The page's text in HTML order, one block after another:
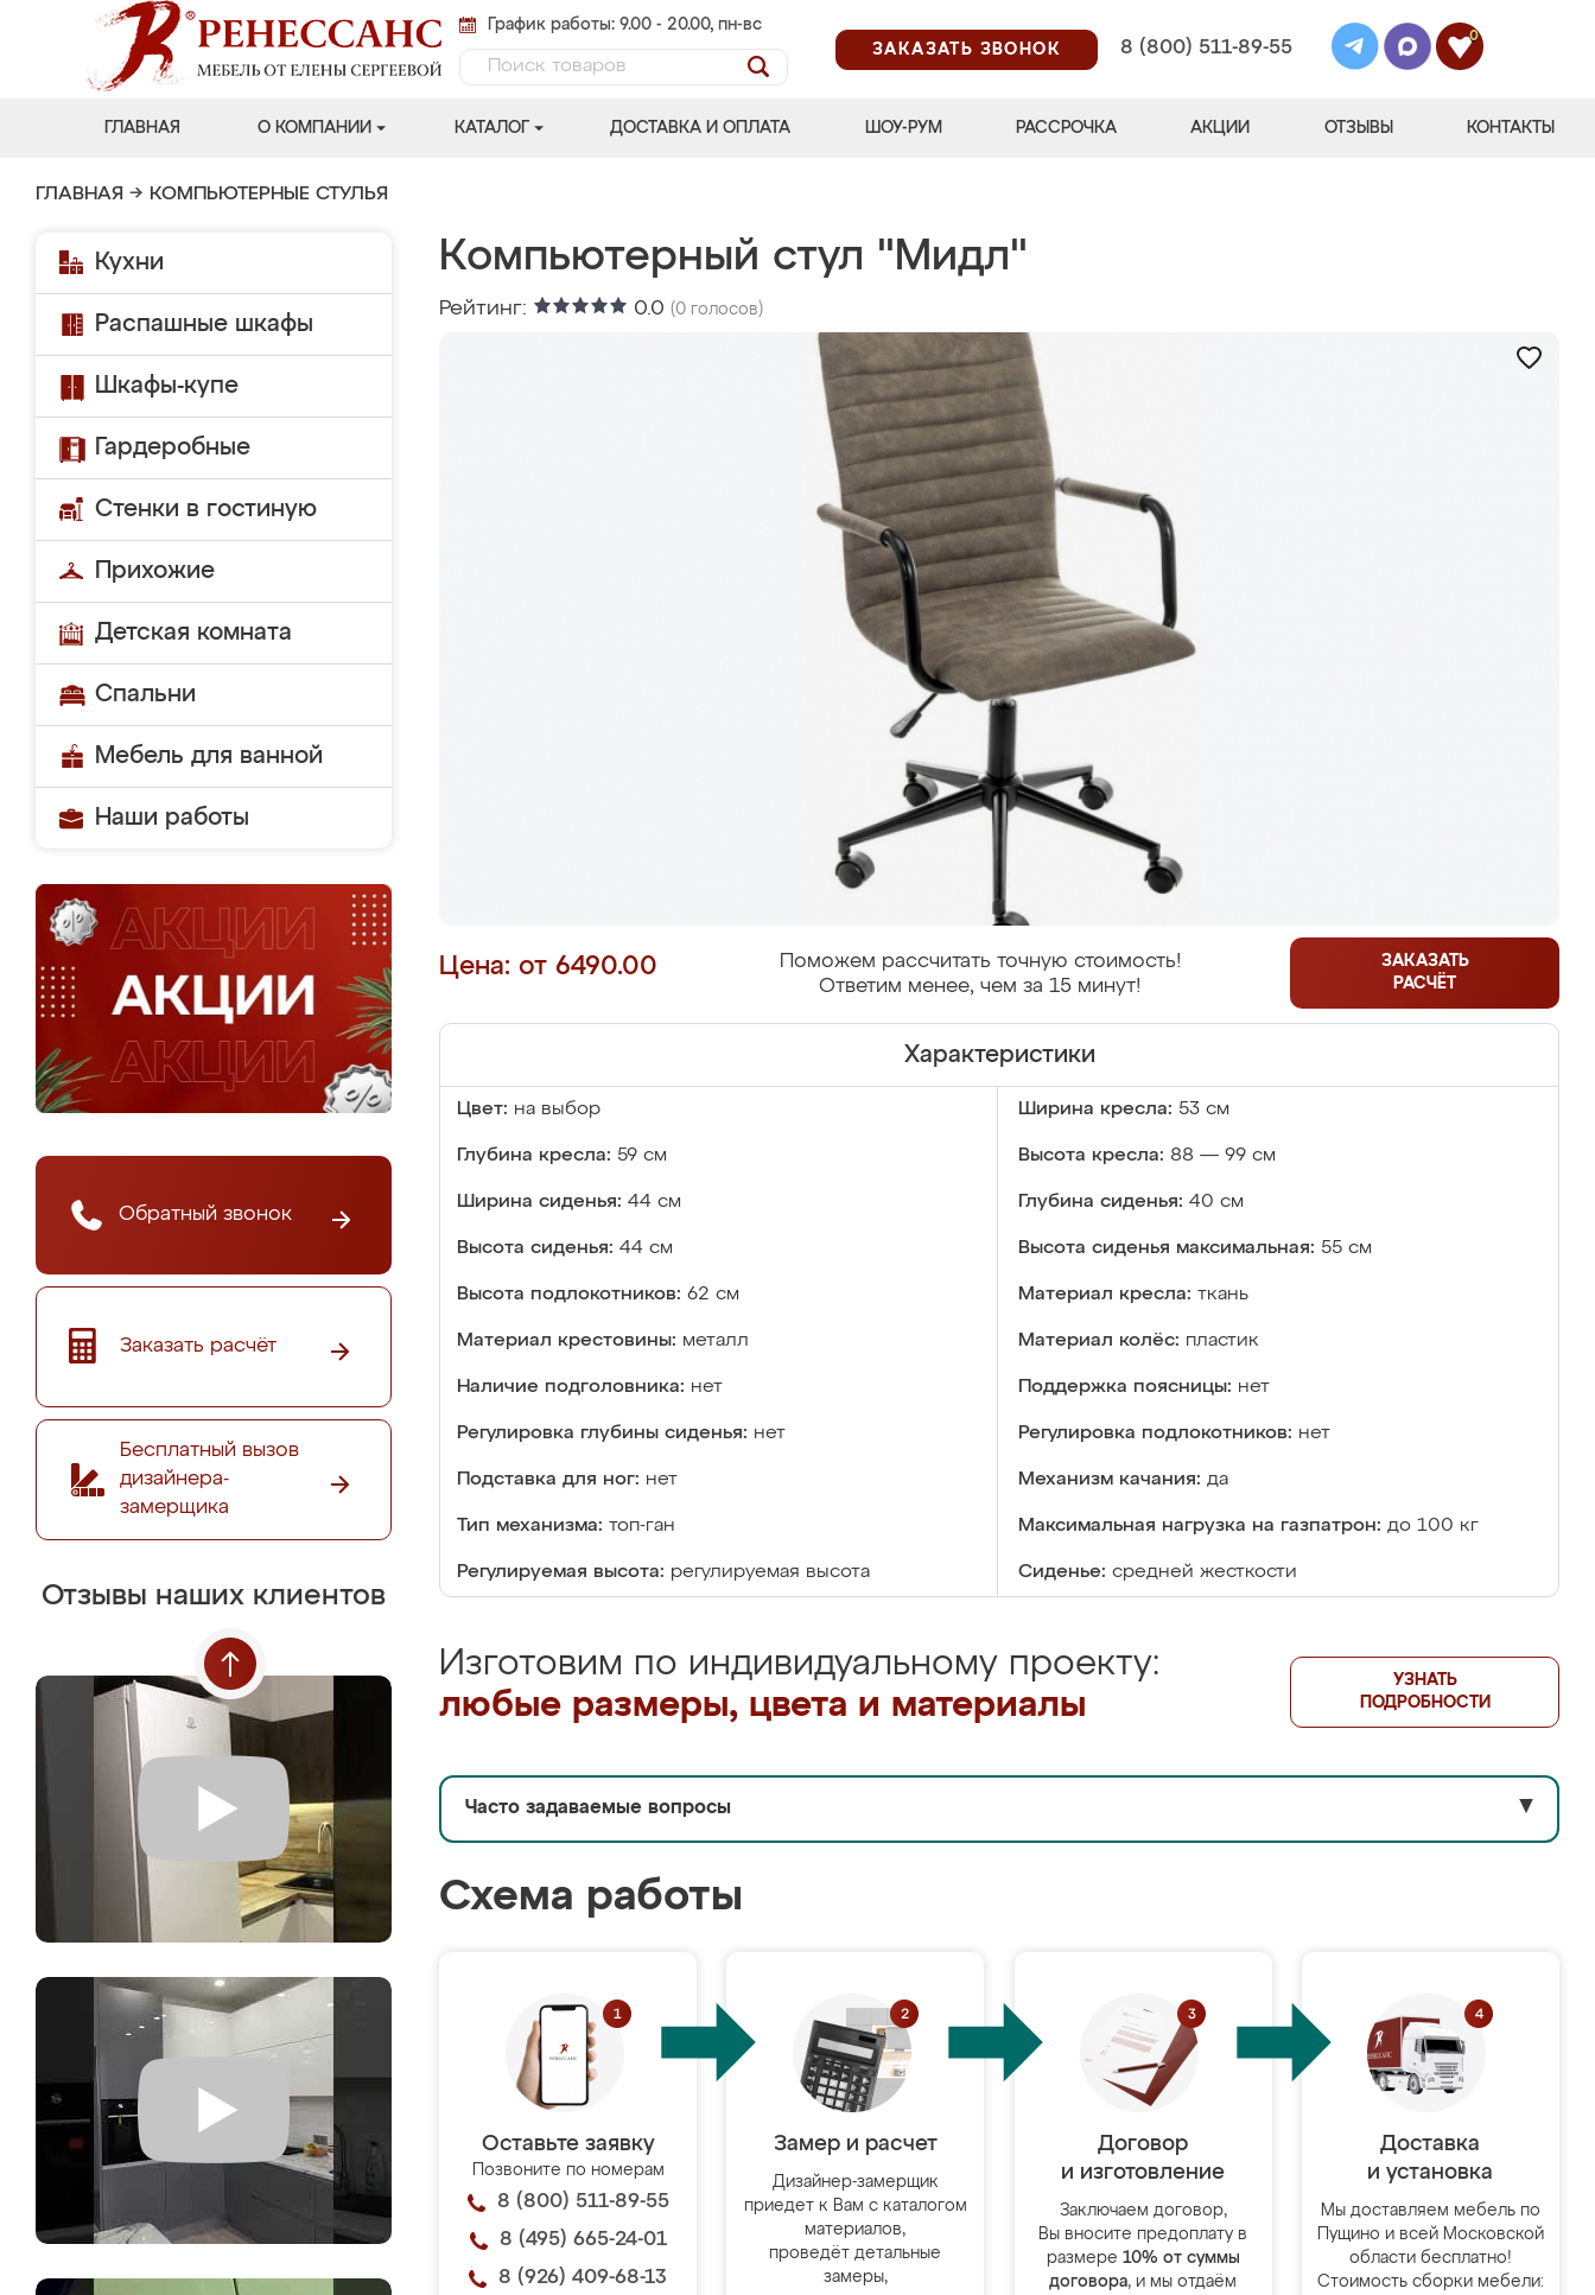
График работы: 9.00 - 20.00, пн-вс
ЗАКАЗАТЬ ЗВОНОК
8 (800) 511-89-55
0
ГЛАВНАЯ О КОМПАНИИ КАТАЛОГ ДОСТАВКА И ОПЛАТА ШОУ-РУМ РАССРОЧКА АКЦИИ ОТЗЫВЫ КОНТАКТЫ
ГЛАВНАЯ → КОМПЬЮТЕРНЫЕ СТУЛЬЯ
Кухни
Распашные шкафы
Шкафы-купе
Гардеробные
Стенки в гостиную
Прихожие
Детская комната
Спальни
Мебель для ванной
Наши работы
Обратный звонок
Заказать расчёт
Бесплатный вызов
дизайнера-
замерщика
Отзывы наших клиентов
Компьютерный стул "Мидл"
Рейтинг: 0.0 (0 голосов)
Цена: от 6490.00
Поможем рассчитать точную стоимость!
Ответим менее, чем за 15 минут!
ЗАКАЗАТЬ
РАСЧЁТ
Характеристики
Цвет: на выбор Ширина кресла: 53 см
Глубина кресла: 59 см Высота кресла: 88 — 99 см
Ширина сиденья: 44 см Глубина сиденья: 40 см
Высота сиденья: 44 см Высота сиденья максимальная: 55 см
Высота подлокотников: 62 см Материал кресла: ткань
Материал крестовины: металл Материал колёс: пластик
Наличие подголовника: нет Поддержка поясницы: нет
Регулировка глубины сиденья: нет Регулировка подлокотников: нет
Подставка для ног: нет Механизм качания: да
Тип механизма: топ-ган Максимальная нагрузка на газпатрон: до 100 кг
Регулируемая высота: регулируемая высота Сиденье: средней жесткости
Изготовим по индивидуальному проекту:
любые размеры, цвета и материалы
УЗНАТЬ
ПОДРОБНОСТИ
Часто задаваемые вопросы ▼
Схема работы
Оставьте заявку
Позвоните по номерам
8 (800) 511-89-55
8 (495) 665-24-01
8 (926) 409-68-13
Замер и расчет
Дизайнер-замерщик
приедет к Вам с каталогом
материалов,
проведёт детальные
замеры,
Договор
и изготовление
Заключаем договор,
Вы вносите предоплату в
размере 10% от суммы
договора, и мы отдаём
Доставка
и установка
Мы доставляем мебель по
Пущино и всей Московской
области бесплатно!
Стоимость сборки мебели: